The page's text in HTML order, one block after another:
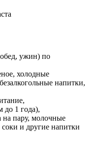
ужин) по
холодные
напитки,
до 1 года),
на пару, молочные
и другие напитки